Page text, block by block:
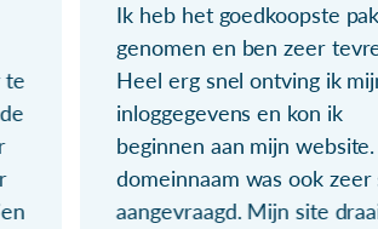
te
Ik heb het goedkoopste
genomen en ben zeer
Heel erg snel ontving ik
inloggegevens en kon ik
beginnen aan mijn
domeinnaam was ook zeer
aangevraagd. Mijn site